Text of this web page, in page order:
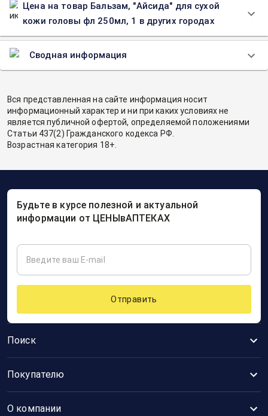
Цена на товар Бальзам, "Айсида" для сухой
кожи головы фл 250мл, 1 в других городах
Сводная информация
Вся представленная на сайте информация носит
информационный характер и ни при каких условиях не
является публичной офертой, определяемой положениями
Статьи 437(2) Гражданского кодекса РФ.
Возрастная категория 18+.
Поиск
Покупателю
О компании
Будьте в курсе полезной и актуальной
информации от ЦЕНЫвАПТЕКАХ
Отправить